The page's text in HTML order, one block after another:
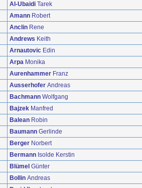
Al-Ubaidi Tarek
Amann Robert
Anclin Rene
Andrews Keith
Arnautovic Edin
Arpa Monika
Aurenhammer Franz
Ausserhofer Andreas
Bachmann Wolfgang
Bajzek Manfred
Balean Robin
Baumann Gerlinde
Berger Norbert
Bermann Isolde Kerstin
Blümel Günter
Bollin Andreas